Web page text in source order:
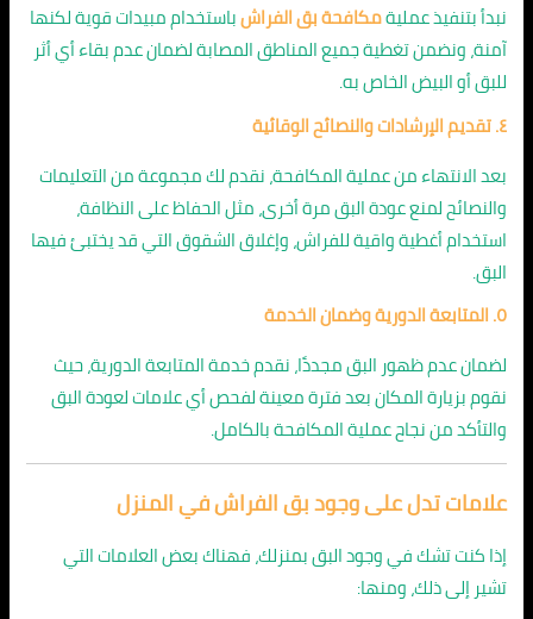
نبدأ بتنفيذ عمليةمكافحة بق الفراشباستخدام مبيدات قوية لكنها
آمنة، ونضمن تغطية جميع المناطق المصابة لضمان عدم بقاء أي أثر
للبق أو البيض الخاص به.
٤. تقديم الإرشادات والنصائح الوقائية
بعد الانتهاء من عملية المكافحة، نقدم لك مجموعة من التعليمات
والنصائح لمنع عودة البق مرة أخرى، مثل الحفاظ على النظافة،
استخدام أغطية واقية للفراش، وإغلاق الشقوق التي قد يختبئ فيها
البق.
٥. المتابعة الدورية وضمان الخدمة
لضمان عدم ظهور البق مجددًا، نقدم خدمة المتابعة الدورية، حيث
نقوم بزيارة المكان بعد فترة معينة لفحص أي علامات لعودة البق
والتأكد من نجاح عملية المكافحة بالكامل.
علامات تدل على وجود بق الفراش في المنزل
إذا كنت تشك في وجود البق بمنزلك، فهناك بعض العلامات التي
تشير إلى ذلك، ومنها: